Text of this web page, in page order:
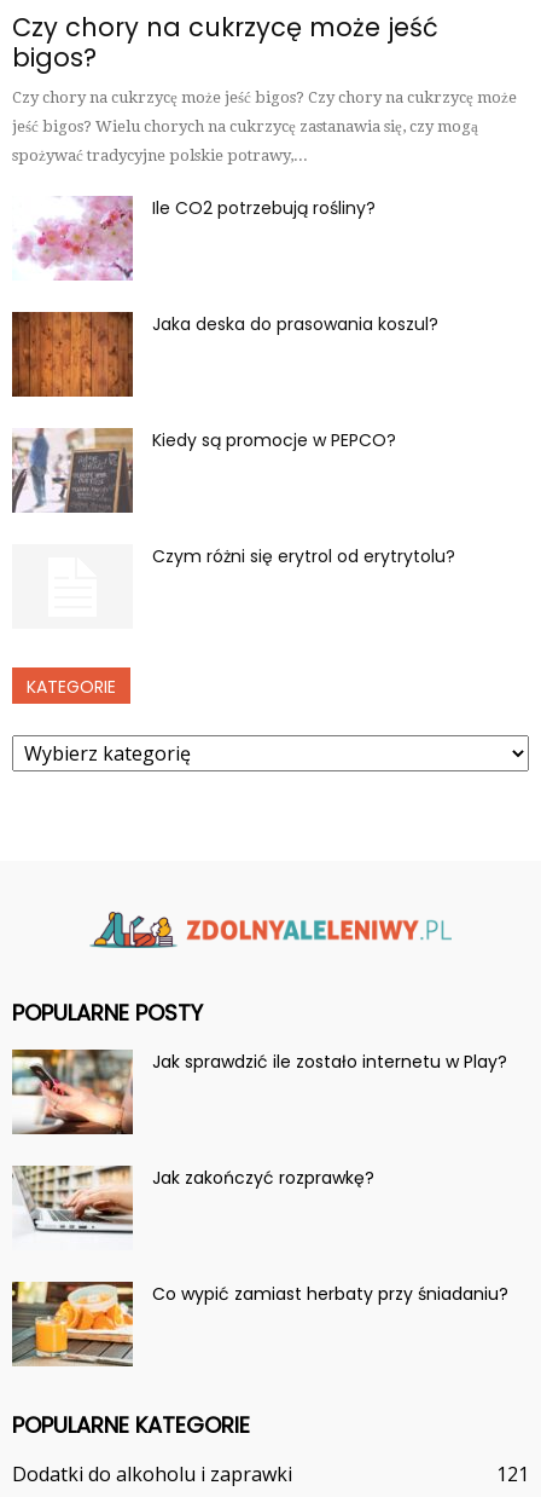
Czy chory na cukrzycę może jeść
bigos?
Czy chory na cukrzycę może jeść bigos? Czy chory na cukrzycę może
jeść bigos? Wielu chorych na cukrzycę zastanawia się, czy mogą
spożywać tradycyjne polskie potrawy,...
Ile CO2 potrzebują rośliny?
Jaka deska do prasowania koszul?
Kiedy są promocje w PEPCO?
Czym różni się erytrol od erytrytolu?
KATEGORIE
Kategorie
POPULARNE POSTY
Jak sprawdzić ile zostało internetu w Play?
Jak zakończyć rozprawkę?
Co wypić zamiast herbaty przy śniadaniu?
POPULARNE KATEGORIE
Dodatki do alkoholu i zaprawki 121